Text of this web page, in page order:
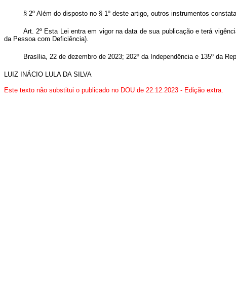
§ 2º Além do disposto no § 1º deste artigo, outros instrumentos
Art. 2º Esta Lei entra em vigor na data de sua publicação e terá
da Pessoa com Deficiência).
Brasília, 22 de dezembro de 2023; 202º da Independência e 135º da
LUIZ INÁCIO LULA DA SILVA
Este texto não substitui o publicado no DOU de 22.12.2023 - Edição extra.